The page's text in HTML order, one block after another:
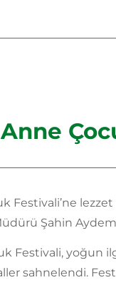
Anne
Festivali’ne
Şahin
Festivali, yoğun
sahnelendi.